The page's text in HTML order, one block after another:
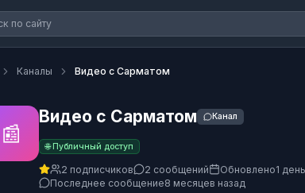
Каналы Видео с Сарматом
📰
Видео с Сарматом Канал
🌐 Публичный доступ
2 подписчиков 2 сообщений Обновлено1
Последнее сообщение8 месяцев назад